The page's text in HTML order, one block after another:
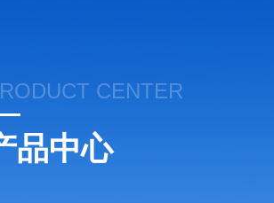
CENTER
品中心